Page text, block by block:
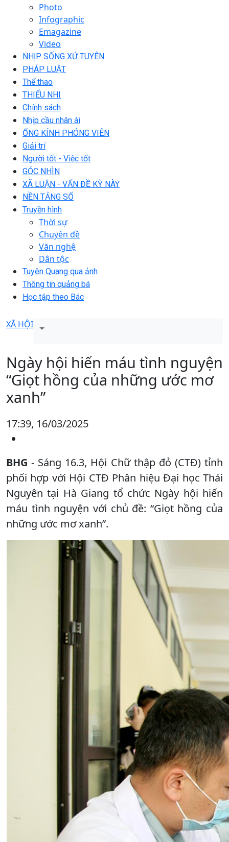
Photo
Infographic
Emagazine
Video
NHỊP SỐNG XỨ TUYÊN
PHÁP LUẬT
Thể thao
THIẾU NHI
Chính sách
Nhịp cầu nhân ái
ỐNG KÍNH PHÓNG VIÊN
Giải trí
Người tốt - Việc tốt
GÓC NHÌN
XÃ LUẬN - VẤN ĐỀ KỲ NÀY
NỀN TẢNG SỐ
Truyền hình
Thời sự
Chuyên đề
Văn nghệ
Dân tộc
Tuyên Quang qua ảnh
Thông tin quảng bá
Học tập theo Bác
XÃ HỘI
Ngày hội hiến máu tình nguyện
“Giọt hồng của những ước mơ
xanh”
17:39, 16/03/2025
BHG - Sáng 16.3, Hội Chữ thập đỏ (CTĐ) tỉnh
phối hợp với Hội CTĐ Phân hiệu Đại học Thái
Nguyên tại Hà Giang tổ chức Ngày hội hiến
máu tình nguyện với chủ đề: “Giọt hồng của
những ước mơ xanh”.